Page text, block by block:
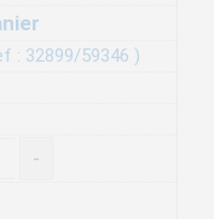
: 32899/59346 )
-